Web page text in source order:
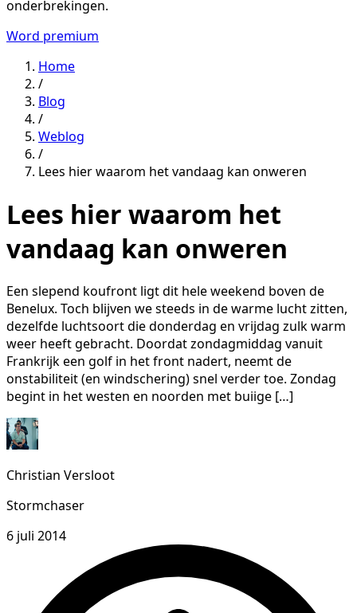
onderbrekingen.
Word premium
Home
/
Blog
/
Weblog
/
Lees hier waarom het vandaag kan onweren
Lees hier waarom het
vandaag kan onweren
Een slepend koufront ligt dit hele weekend boven de
Benelux. Toch blijven we steeds in de warme lucht zitten,
dezelfde luchtsoort die donderdag en vrijdag zulk warm
weer heeft gebracht. Doordat zondagmiddag vanuit
Frankrijk een golf in het front nadert, neemt de
onstabiliteit (en windschering) snel verder toe. Zondag
begint in het westen en noorden met buiige […]
Christian Versloot
Stormchaser
6 juli 2014